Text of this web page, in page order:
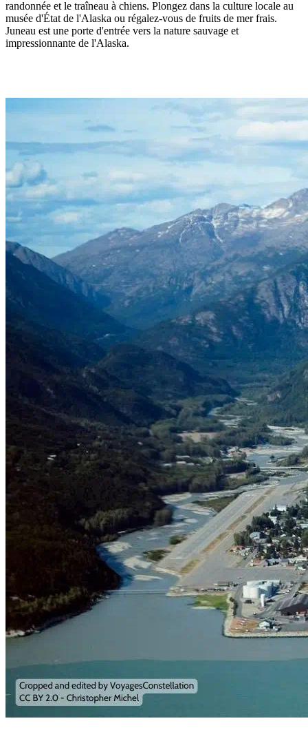
randonnée et le traîneau à chiens. Plongez dans la culture locale au
musée d'État de l'Alaska ou régalez-vous de fruits de mer frais.
Juneau est une porte d'entrée vers la nature sauvage et
impressionnante de l'Alaska.